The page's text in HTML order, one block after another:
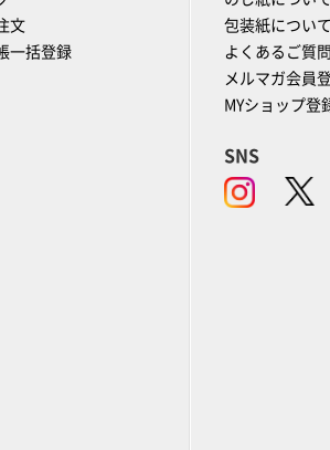
文
一括登録
包装紙について
よくあるご質問
メルマガ会員
MYショップ登
SNS